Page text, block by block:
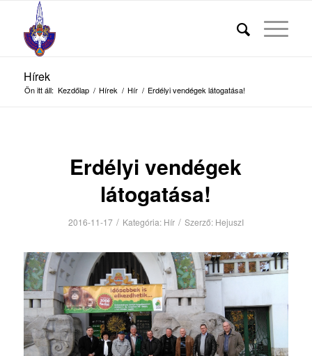
Hírek
Ön itt áll: Kezdőlap / Hírek / Hír / Erdélyi vendégek látogatása!
Erdélyi vendégek
látogatása!
2016-11-17 / Kategória: Hír / Szerző: HejuszI